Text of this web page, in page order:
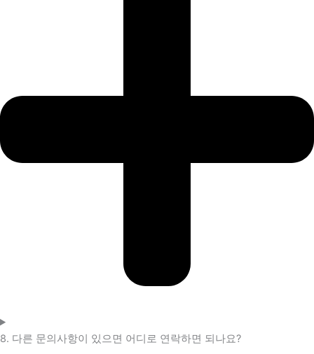
8. 다른 문의사항이 있으면 어디로 연락하면 되나요?